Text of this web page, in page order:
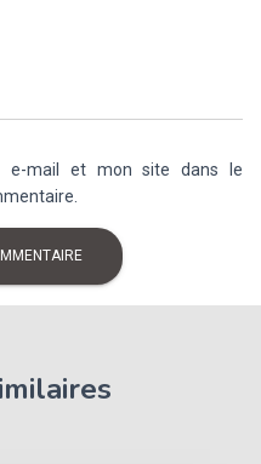
e-mail et mon site dans le